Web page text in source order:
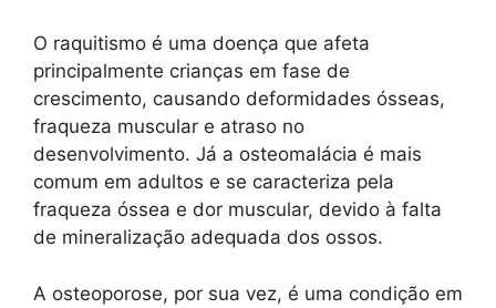
O raquitismo é uma doença que afeta
principalmente crianças em fase de
crescimento, causando deformidades ósseas,
fraqueza muscular e atraso no
desenvolvimento. Já a osteomalácia é mais
comum em adultos e se caracteriza pela
fraqueza óssea e dor muscular, devido à falta
de mineralização adequada dos ossos.
A osteoporose, por sua vez, é uma condição em